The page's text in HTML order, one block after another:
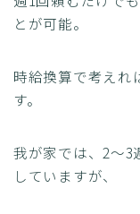
とが可能。
時給換算で考えれ
す。
我が家では、2〜3
していますが、